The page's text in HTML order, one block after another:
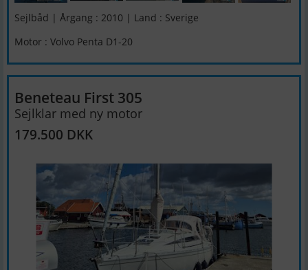
Sejlbåd | Årgang : 2010 | Land : Sverige
Motor : Volvo Penta D1-20
Beneteau First 305
Sejlklar med ny motor
179.500 DKK